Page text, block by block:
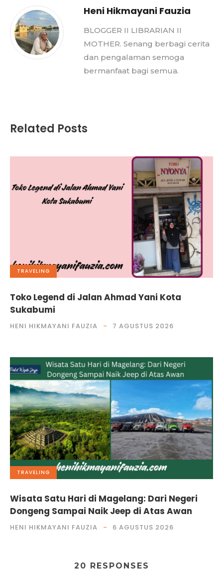
Heni Hikmayani Fauzia
BLOGGER II LIBRARIAN II
MOTHER. Senang berbagi cerita
dan pengalaman semoga
bermanfaat bagi semua.
Related Posts
TRAVELING
Toko Legend di Jalan Ahmad Yani Kota
Sukabumi
HENI HIKMAYANI FAUZIA 7 AGUSTUS 2026
TRAVELING
Wisata Satu Hari di Magelang: Dari Negeri
Dongeng Sampai Naik Jeep di Atas Awan
HENI HIKMAYANI FAUZIA 6 AGUSTUS 2026
20 RESPONSES